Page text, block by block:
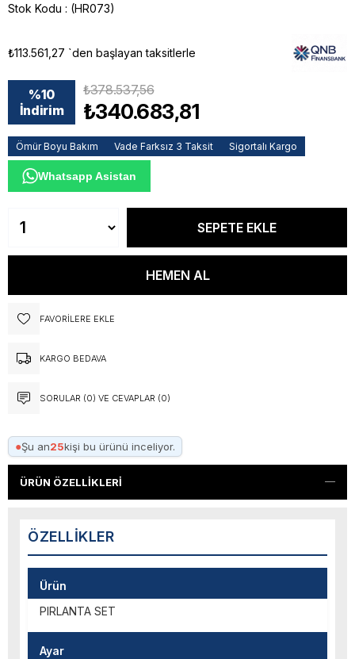
Stok Kodu (HR073)
₺113.561,27 `den başlayan taksitlerle
%10
İndirim
₺378.537,56
₺340.683,81
Ömür Boyu Bakım Vade Farksız 3 Taksit Sigortalı Kargo
Whatsapp Asistan
FAVORILERE EKLE
KARGO BEDAVA
SORULAR (0) VE CEVAPLAR (0)
●Şu an25kişi bu ürünü inceliyor.
ÜRÜN ÖZELLIKLERI
ÖZELLIKLER
Ürün
PIRLANTA SET
Ayar